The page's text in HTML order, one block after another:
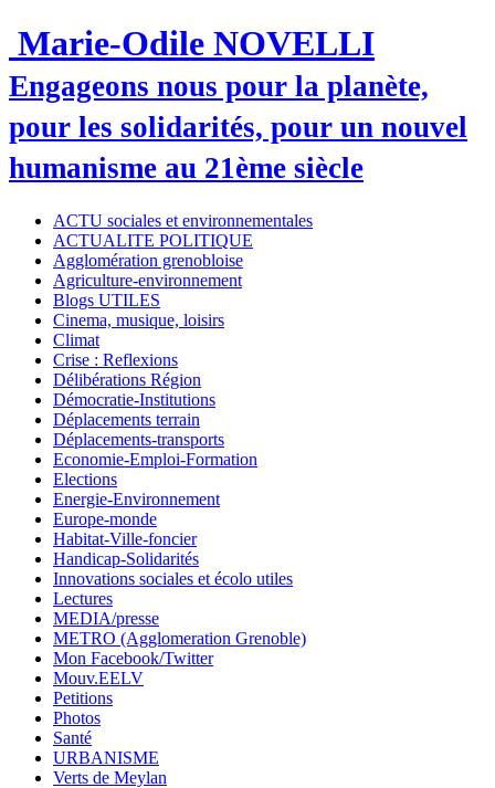
Marie-Odile NOVELLI
Engageons nous pour la planète,
pour les solidarités, pour un nouvel
humanisme au 21ème siècle
ACTU sociales et environnementales
ACTUALITE POLITIQUE
Agglomération grenobloise
Agriculture-environnement
Blogs UTILES
Cinema, musique, loisirs
Climat
Crise : Reflexions
Délibérations Région
Démocratie-Institutions
Déplacements terrain
Déplacements-transports
Economie-Emploi-Formation
Elections
Energie-Environnement
Europe-monde
Habitat-Ville-foncier
Handicap-Solidarités
Innovations sociales et écolo utiles
Lectures
MEDIA/presse
METRO (Agglomeration Grenoble)
Mon Facebook/Twitter
Mouv.EELV
Petitions
Photos
Santé
URBANISME
Verts de Meylan